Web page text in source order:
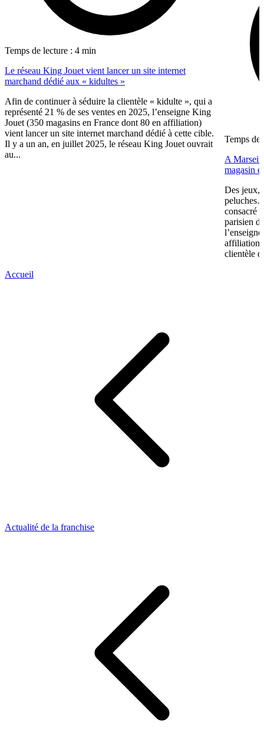
Temps de lecture : 4 min
Le réseau King Jouet vient lancer un site internet
marchand dédié aux « kidultes »
Afin de continuer à séduire la clientèle « kidulte », qui a
représenté 21 % de ses ventes en 2025, l’enseigne King
Jouet (350 magasins en France dont 80 en affiliation)
vient lancer un site internet marchand dédié à cette cible.
Il y a un an, en juillet 2025, le réseau King Jouet ouvrait
au...
Temps de
A
magasin
Des jeux,
consacré
parisien
affiliation)
clientèle
Accueil
Actualité de la franchise